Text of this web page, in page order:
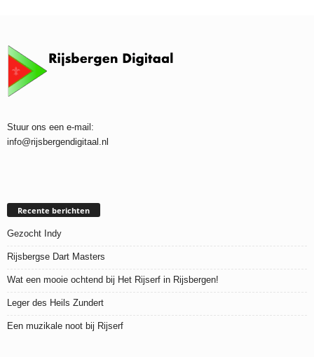
Stuur ons een e-mail:
info@rijsbergendigitaal.nl
Recente berichten
Gezocht Indy
Rijsbergse Dart Masters
Wat een mooie ochtend bij Het Rijserf in Rijsbergen!
Leger des Heils Zundert
Een muzikale noot bij Rijserf